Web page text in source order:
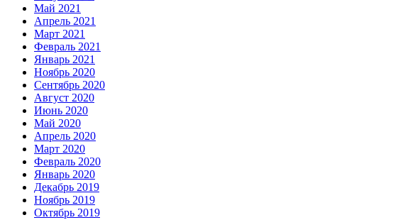
Май 2021
Апрель 2021
Март 2021
Февраль 2021
Январь 2021
Ноябрь 2020
Сентябрь 2020
Август 2020
Июнь 2020
Май 2020
Апрель 2020
Март 2020
Февраль 2020
Январь 2020
Декабрь 2019
Ноябрь 2019
Октябрь 2019